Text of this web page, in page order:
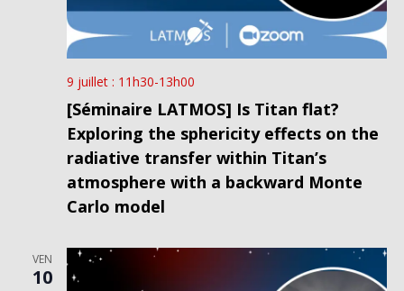
[Séminaire LATMOS] Is Titan flat?
Exploring the sphericity effects on the
radiative transfer within Titan’s
atmosphere with a backward Monte
Carlo model
9 juillet : 11h30-13h00
VEN
10